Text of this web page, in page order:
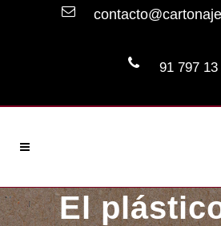
91 797 13
El